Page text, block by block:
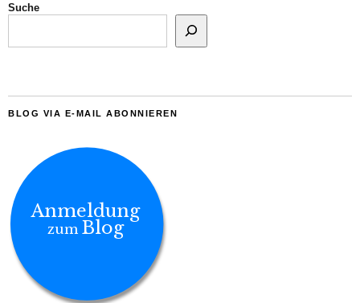
Suche
BLOG VIA E-MAIL ABONNIEREN
Anmeldung
zum Blog